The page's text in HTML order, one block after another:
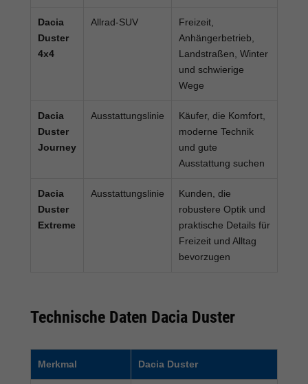
Dacia
Duster
4x4
Allrad-SUV
Freizeit,
Anhängerbetrieb,
Landstraßen, Winter
und schwierige
Wege
Dacia
Duster
Journey
Ausstattungslinie
Käufer, die Komfort,
moderne Technik
und gute
Ausstattung suchen
Dacia
Duster
Extreme
Ausstattungslinie
Kunden, die
robustere Optik und
praktische Details für
Freizeit und Alltag
bevorzugen
Technische Daten Dacia Duster
Merkmal Dacia Duster